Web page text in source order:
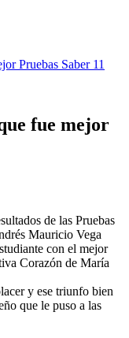
Pruebas Saber 11
fue mejor
de las Pruebas
Mauricio Vega
con el mejor
Corazón de María
y ese triunfo bien
que le puso a las